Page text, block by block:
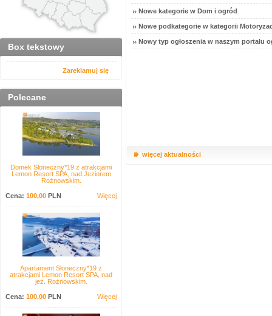
Box tekstowy
Zareklamuj się
Polecane
Domek Słoneczny*19 z atrakcjami
Lemon Resort SPA, nad Jeziorem
Rożnowskim.
Cena: 100,00 PLN Więcej
Apartament Słoneczny*19 z
atrakcjami Lemon Resort SPA, nad
jez. Rożnowskim.
Cena: 100,00 PLN Więcej
Nowe kategorie w Dom i ogród
Nowe podkategorie w kategorii
Nowy typ ogłoszenia w naszym portalu
więcej aktualności